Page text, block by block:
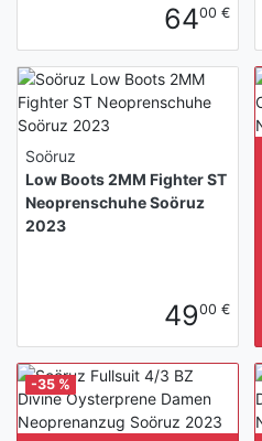
6400 €
Soöruz
Low Boots 2MM Fighter ST
Neoprenschuhe Soöruz
2023
4900 €
-35 %